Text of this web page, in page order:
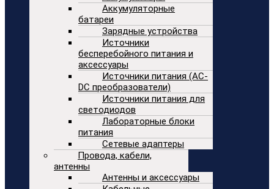
Аккумуляторные
батареи
Зарядные устройства
Источники
бесперебойного питания и
аксессуары
Источники питания (AC-
DC преобразователи)
Источники питания для
светодиодов
Лабораторные блоки
питания
Сетевые адаптеры
Провода, кабели,
антенны
Антенны и аксессуары